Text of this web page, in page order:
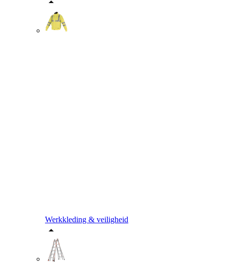
Werkkleding & veiligheid